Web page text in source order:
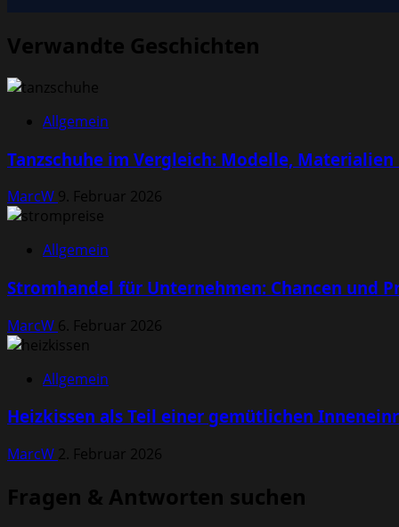
Verwandte Geschichten
Allgemein
Tanzschuhe im Vergleich: Modelle,
MarcW 9. Februar 2026
Allgemein
Stromhandel für Unternehmen: Chancen und
MarcW 6. Februar 2026
Allgemein
Heizkissen als Teil einer gemütlichen
MarcW 2. Februar 2026
Fragen & Antworten suchen